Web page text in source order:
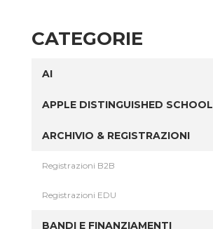
CATEGORIE
AI
APPLE DISTINGUISHED SCHOOL
ARCHIVIO & REGISTRAZIONI
Registrazioni B2B
Registrazioni EDU
BANDI E FINANZIAMENTI